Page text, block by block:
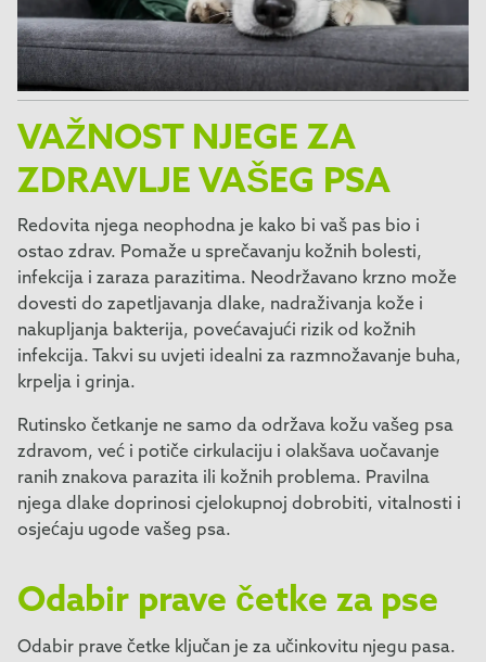
VAŽNOST NJEGE ZA
ZDRAVLJE VAŠEG PSA
Redovita njega neophodna je kako bi vaš pas bio i
ostao zdrav. Pomaže u sprečavanju kožnih bolesti,
infekcija i zaraza parazitima. Neodržavano krzno može
dovesti do zapetljavanja dlake, nadraživanja kože i
nakupljanja bakterija, povećavajući rizik od kožnih
infekcija. Takvi su uvjeti idealni za razmnožavanje buha,
krpelja i grinja.
Rutinsko četkanje ne samo da održava kožu vašeg psa
zdravom, već i potiče cirkulaciju i olakšava uočavanje
ranih znakova parazita ili kožnih problema. Pravilna
njega dlake doprinosi cjelokupnoj dobrobiti, vitalnosti i
osjećaju ugode vašeg psa.
Odabir prave četke za pse
Odabir prave četke ključan je za učinkovitu njegu pasa.